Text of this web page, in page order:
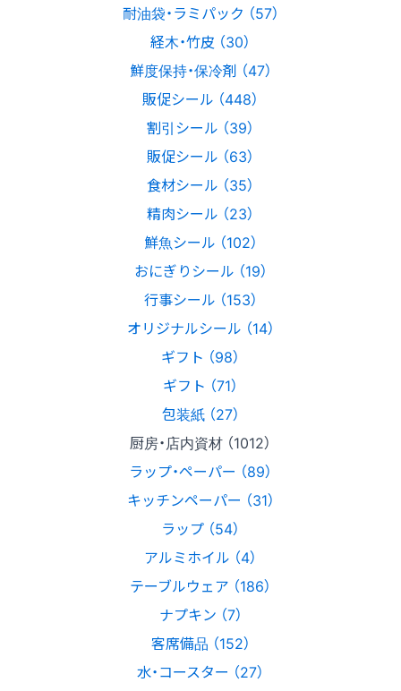
耐油袋・ラミパック （57）
経木・竹皮 （30）
鮮度保持・保冷剤 （47）
販促シール （448）
割引シール （39）
販促シール （63）
食材シール （35）
精肉シール （23）
鮮魚シール （102）
おにぎりシール （19）
行事シール （153）
オリジナルシール （14）
ギフト （98）
ギフト （71）
包装紙 （27）
厨房・店内資材 （1012）
ラップ・ペーパー （89）
キッチンペーパー （31）
ラップ （54）
アルミホイル （4）
テーブルウェア （186）
ナプキン （7）
客席備品 （152）
水・コースター （27）